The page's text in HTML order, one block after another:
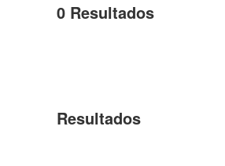
0 Resultados
Resultados